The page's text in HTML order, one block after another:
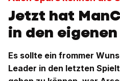
Jetzt hat
in den eigenen
Es sollte ein frommer
Leader in den letzten